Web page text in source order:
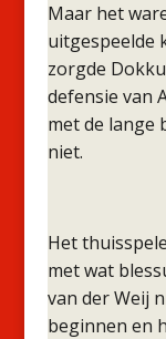
Maar het
uitgespeelde
zorgde
defensie van
met de lange
niet.
Het
met wat
van der Weij
beginnen en